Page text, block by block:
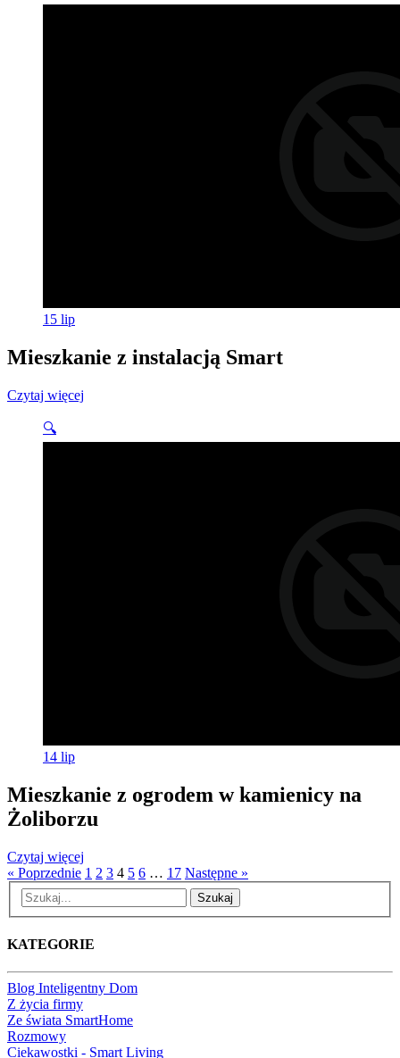
15 lip
Mieszkanie z instalacją Smart
Czytaj więcej
🔍
14 lip
Mieszkanie z ogrodem w kamienicy na
Żoliborzu
Czytaj więcej
« Poprzednie 1 2 3 4 5 6 … 17 Następne »
Szukaj
KATEGORIE
Blog Inteligentny Dom
Z życia firmy
Ze świata SmartHome
Rozmowy
Ciekawostki - Smart Living